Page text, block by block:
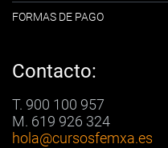
FORMAS DE PAGO
Contacto:
T. 900 100 957
M. 619 926 324
hola@cursosfemxa.es